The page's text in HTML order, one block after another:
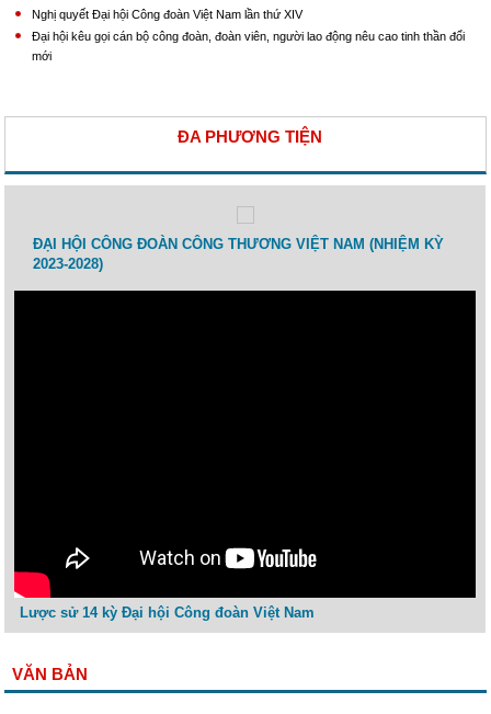
Nghị quyết Đại hội Công đoàn Việt Nam lần thứ XIV
Đại hội kêu gọi cán bộ công đoàn, đoàn viên, người lao động nêu cao tinh thần đổi
mới
ĐA PHƯƠNG TIỆN
ĐẠI HỘI CÔNG ĐOÀN CÔNG THƯƠNG VIỆT NAM (NHIỆM KỲ
2023-2028)
Lược sử 14 kỳ Đại hội Công đoàn Việt Nam
VĂN BẢN